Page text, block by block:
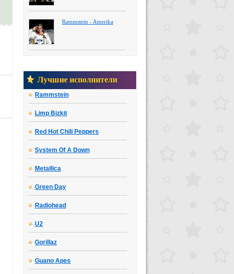
Rammstein - Amerika
Лучшие исполнители
Rammstein
Limp Bizkit
Red Hot Chili Peppers
System Of A Down
Metallica
Green Day
Radiohead
U2
Gorillaz
Guano Apes